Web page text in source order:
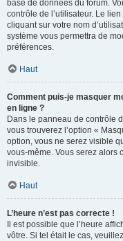
base de données du forum.
contrôle de l’utilisateur. Le
cliquant sur votre nom
système vous permettra de
préférences.
Haut
Comment puis-je masquer
en ligne ?
Dans le panneau de contrôle
vous trouverez l’option «
option, vous ne serez visible
vous-même. Vous serez alors
invisible.
Haut
L’heure n’est pas correcte !
Il est possible que l’heure
vôtre. Si tel était le cas,